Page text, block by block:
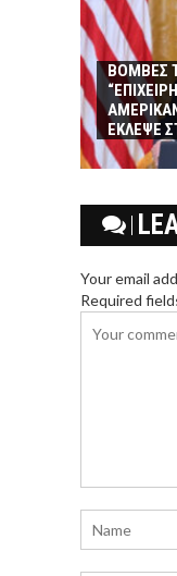
ΒΟΜΒΕΣ
ΕΚΛΕΨΕ
Your email
Required